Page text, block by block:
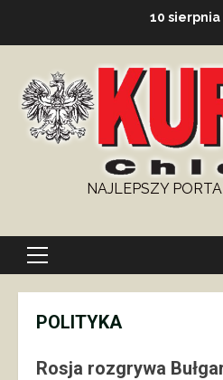
10 sierpnia
NAJLEPSZY
Primary
POLITYKA
Rosja rozgrywa